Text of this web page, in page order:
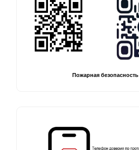
Пожарная безопасность